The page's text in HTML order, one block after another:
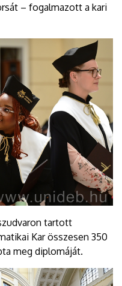
– fogalmazott a kari
tartott
Kar összesen 350
meg diplomáját.